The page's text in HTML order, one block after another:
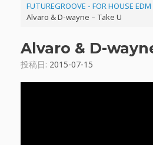
FUTUREGROOVE - FOR HOUSE EDM
Alvaro & D-wayne – Take U
Alvaro & D-
投稿日: 2015-07-15